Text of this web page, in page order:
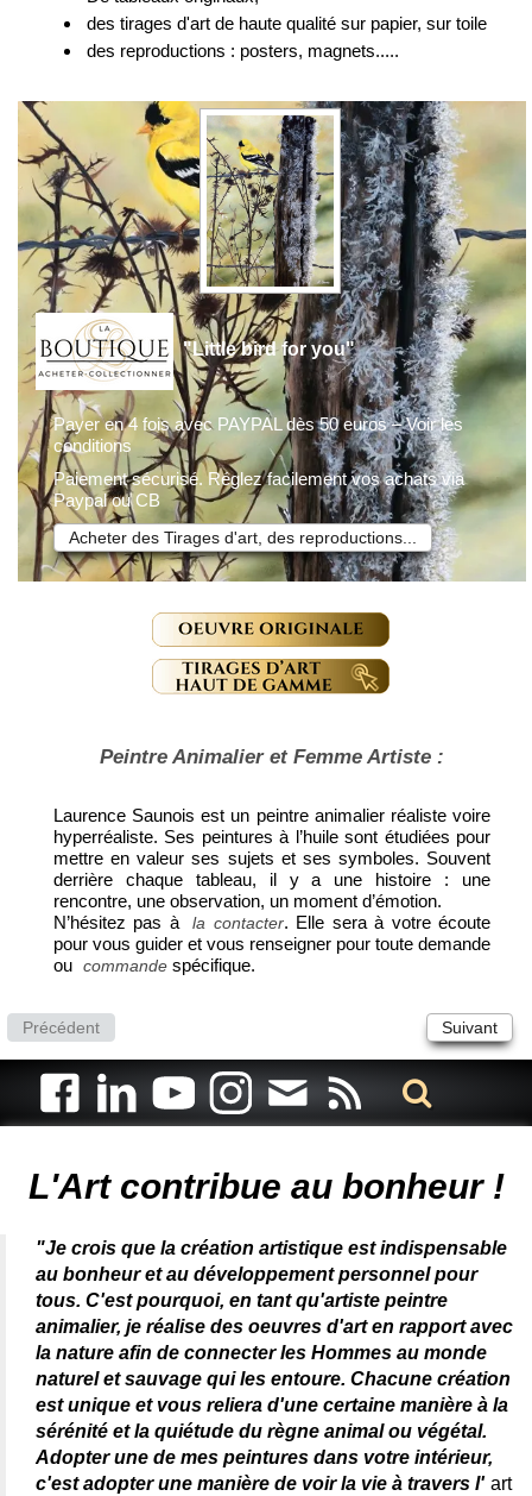
des tirages d'art de haute qualité sur papier, sur toile
des reproductions : posters, magnets.....
"Little bird for you"
Payer en 4 fois avec PAYPAL dès 50 euros – Voir les
conditions
Paiement sécurisé. Réglez facilement vos achats via
Paypal ou CB
Acheter des Tirages d'art, des reproductions...
Peintre Animalier et Femme Artiste :
Laurence Saunois est un peintre animalier réaliste voire
hyperréaliste. Ses peintures à l’huile sont étudiées pour
mettre en valeur ses sujets et ses symboles. Souvent
derrière chaque tableau, il y a une histoire : une
rencontre, une observation, un moment d’émotion.
N’hésitez pas à
la contacter. Elle sera à votre écoute
pour vous guider et vous renseigner pour toute demande
ou commande spécifique.
Précédent Suivant
L'Art contribue au bonheur !
"Je crois que la création artistique est indispensable
au bonheur et au développement personnel pour
tous. C'est pourquoi, en tant qu'artiste peintre
animalier, je réalise des oeuvres d'art en rapport avec
la nature afin de connecter les Hommes au monde
naturel et sauvage qui les entoure. Chacune création
est unique et vous reliera d'une certaine manière à la
sérénité et la quiétude du règne animal ou végétal.
Adopter une de mes peintures dans votre intérieur,
c'est adopter une manière de voir la vie à travers l' art